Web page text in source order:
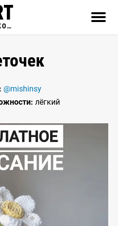
СХЕМЫ ВЯЗАНИЯ КРЮЧКОМ
@mishinsy
лёгкий